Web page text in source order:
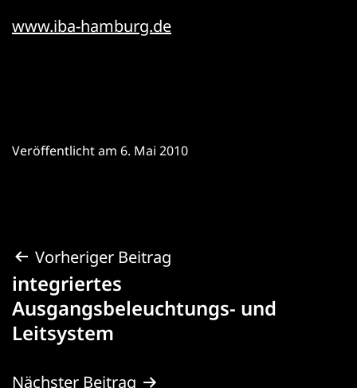
www.iba-hamburg.de
Veröffentlicht am 6. Mai 2010
Beitragsnavigation
Vorheriger Beitrag
integriertes
Ausgangsbeleuchtungs- und
Leitsystem
Nächster Beitrag